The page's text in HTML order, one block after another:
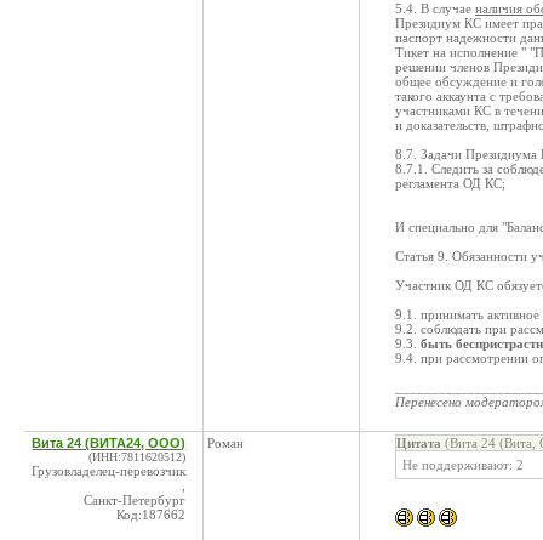
5.4. В случае наличия
Президиум КС имеет
паспорт надежности
Тикет на исполнение "
решении членов
общее обсуждение и
такого аккаунта с
участниками КС в
и доказательств,
8.7. Задачи Президиума
8.7.1. Следить за
регламента ОД КС;
И специально для
Статья 9. Обязанности
Участник ОД КС
9.1. принимать активное
9.2. соблюдать при
9.3. быть
9.4. при рассмотрении
Перенесено
Вита 24 (ВИТА24, ООО)
(ИНН:7811620512)
Грузовладелец-перевозчик
Санкт-Петербург
Код:187662
Роман Цитата (Вита 24
Не поддерживают: 2